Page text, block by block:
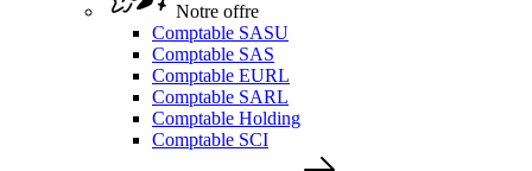
Notre offre
Comptable SASU
Comptable SAS
Comptable EURL
Comptable SARL
Comptable Holding
Comptable SCI